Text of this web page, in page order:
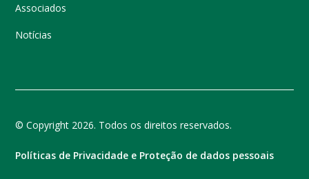
Associados
Notícias
© Copyright 2026. Todos os direitos reservados.
Políticas de Privacidade e Proteção de dados pessoais